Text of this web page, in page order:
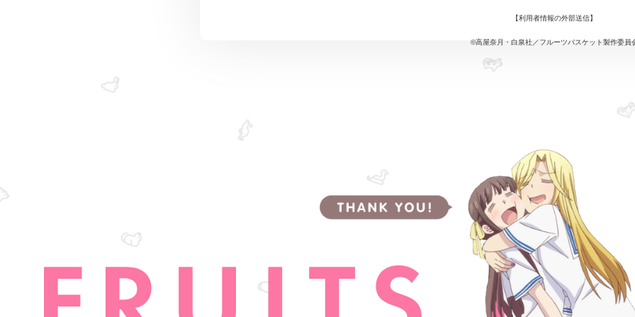
【利用者情報の外部送信】
©高屋奈月・白泉社／フルーツバスケット製作委員